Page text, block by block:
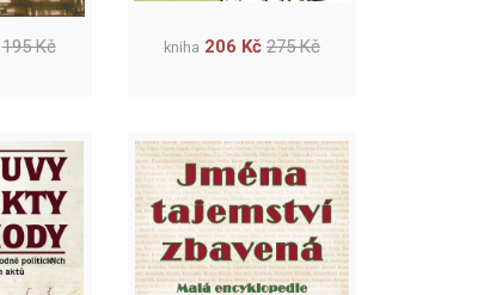
195 Kč kniha 206 Kč 275 Kč